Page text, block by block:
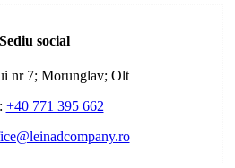
Sediu social
nr 7; Morunglav; Olt
+40 771 395 662